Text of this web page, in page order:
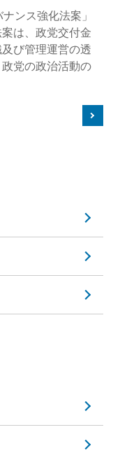
ンス強化法案」
は、政党交付金
び管理運営の透
党の政治活動の